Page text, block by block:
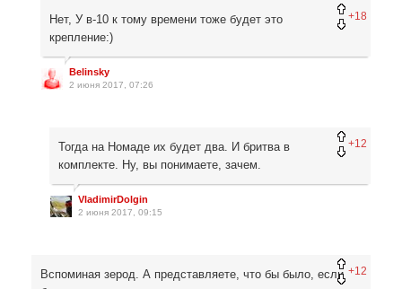
+18
Нет, У в-10 к тому времени тоже будет это
крепление:)
Belinsky
2 июня 2017, 07:26
+12
Тогда на Номаде их будет два. И бритва в
комплекте. Ну, вы понимаете, зачем.
VladimirDolgin
2 июня 2017, 09:15
+12
Вспоминая зерод. А представляете, что бы было, если